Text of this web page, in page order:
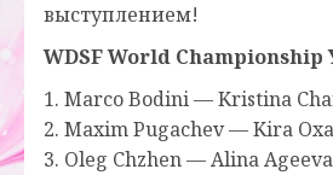
выступлением!
WDSF World
1. Marco Bodini — Kristina
2. Maxim Pugachev — Kira
3. Oleg Chzhen — Alina